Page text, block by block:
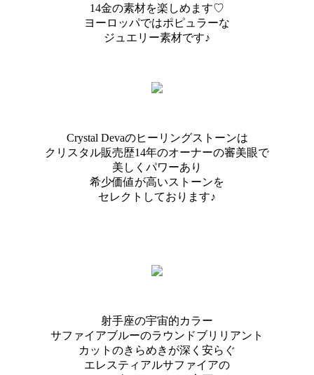
14金の素材を楽しめます♡
ヨーロッパではポピュラーな
ジュエリー素材です♪
Crystal Devaのヒーリングストーンは
クリスタル販売歴14年のオーナーの審美眼で
美しくパワーあり
希少価値が高いストーンを
セレクトしております♪
射手座の宇宙的カラー
サファイアブルーのラウンドブリリアント
カットのきらめきが深く安らぐ
エレスティアルサファイアの